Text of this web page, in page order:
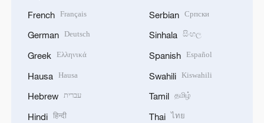
French Français
German Deutsch
Greek Ελληνικά
Hausa Hausa
Hebrew עברית
Hindi हिन्दी
Serbian Српски
Sinhala සිංහල
Spanish Español
Swahili Kiswahili
Tamil தமிழ்
Thai ไทย